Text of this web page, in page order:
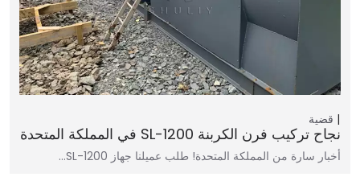
قضية
نجاح تركيب فرن الكربنة SL-1200 في المملكة المتحدة
أخبار سارة من المملكة المتحدة! طلب عميلنا جهاز SL-1200…